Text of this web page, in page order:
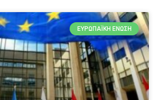
ΕΥΡΩΠΑΪΚΉ ΈΝΩΣΗ